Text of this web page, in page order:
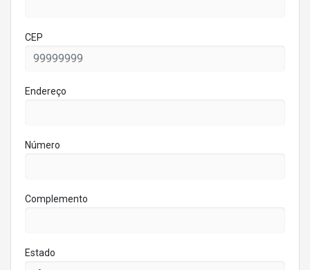
CEP
Endereço
Número
Complemento
Estado